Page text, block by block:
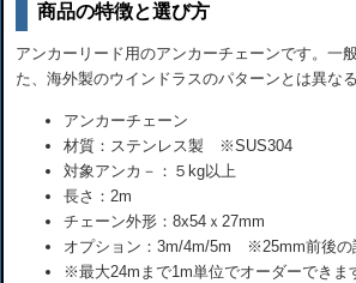
商品の特徴と選び方
アンカーリード用のアンカーチェーンです。一
た、海外製のウインドラスのパターンとは異な
アンカーチェーン
材質：ステンレス製 ※SUS304
対象アンカ－：５kg以上
長さ：2m
チェーン外形：8x54ｘ27mm
オプション：3m/4m/5m ※25mm前後の
※最大24mまで1m単位でオーダーできま